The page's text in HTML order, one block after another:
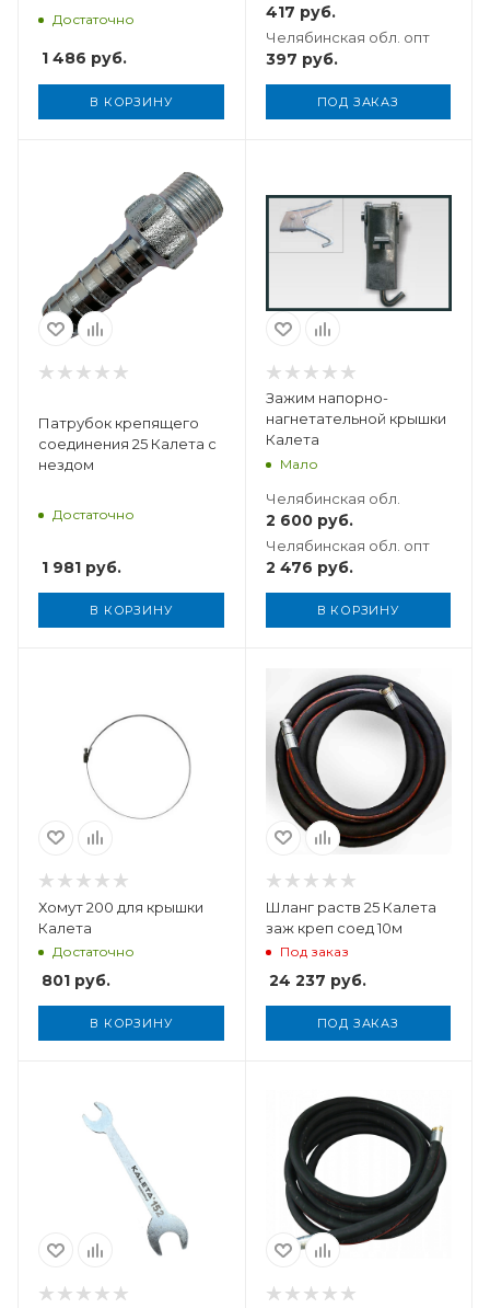
Достаточно
1 486 руб.
В КОРЗИНУ
417 руб.
Челябинская обл. опт
397 руб.
ПОД ЗАКАЗ
Патрубок крепящего
соединения 25 Калета с
нездом
Достаточно
1 981 руб.
В КОРЗИНУ
Зажим напорно-
нагнетательной крышки
Калета
Мало
Челябинская обл.
2 600руб.
Челябинская обл. опт
2 476 руб.
В КОРЗИНУ
Хомут 200 для крышки
Калета
Достаточно
801 руб.
В КОРЗИНУ
Шланг раств 25 Калета
заж креп соед 10м
Под заказ
24 237 руб.
ПОД ЗАКАЗ
8,2